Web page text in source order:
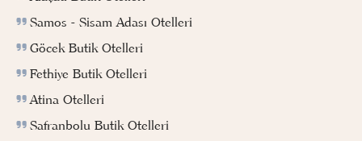
Samos - Sisam Adası Otelleri
Göcek Butik Otelleri
Fethiye Butik Otelleri
Atina Otelleri
Safranbolu Butik Otelleri